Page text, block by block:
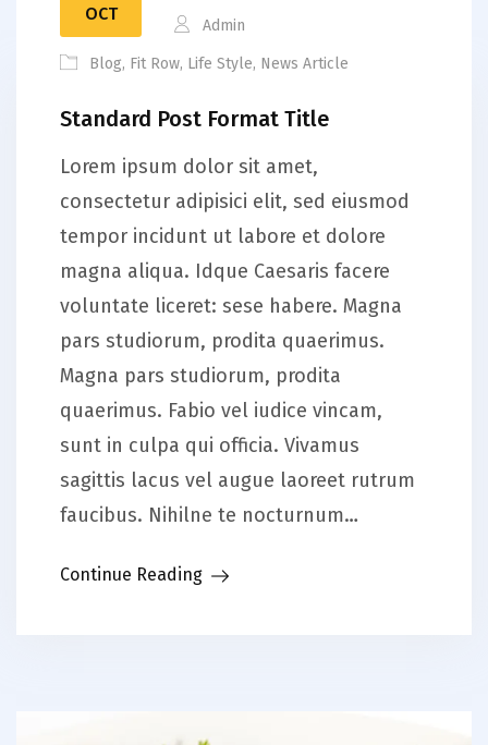
OCT
Admin
Blog, Fit Row, Life Style, News Article
Standard Post Format Title
Lorem ipsum dolor sit amet,
consectetur adipisici elit, sed eiusmod
tempor incidunt ut labore et dolore
magna aliqua. Idque Caesaris facere
voluntate liceret: sese habere. Magna
pars studiorum, prodita quaerimus.
Magna pars studiorum, prodita
quaerimus. Fabio vel iudice vincam,
sunt in culpa qui officia. Vivamus
sagittis lacus vel augue laoreet rutrum
faucibus. Nihilne te nocturnum…
Continue Reading